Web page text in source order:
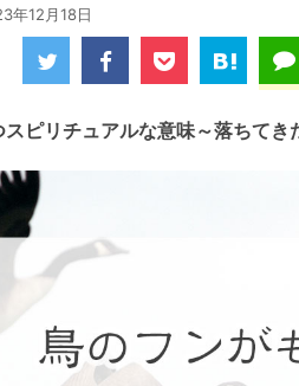
年12月18日
ピリチュアルな意味～落ちてき